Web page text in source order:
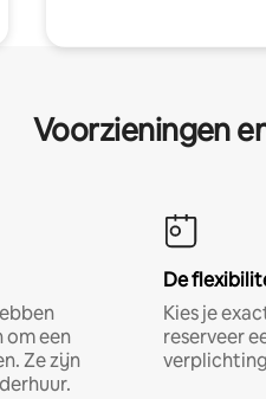
Voorzieningen
om een
Ze zijn
De
Kies je
reserveer